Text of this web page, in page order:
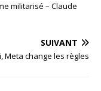
militarisé – Claude
SUIVANT
Meta change les règles